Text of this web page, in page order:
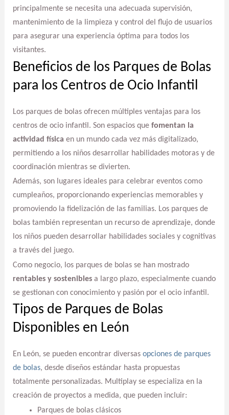
principalmente se necesita una adecuada supervisión,
mantenimiento de la limpieza y control del flujo de usuarios
para asegurar una experiencia óptima para todos los
visitantes.
Beneficios de los Parques de Bolas
para los Centros de Ocio Infantil
Los parques de bolas ofrecen múltiples ventajas para los
centros de ocio infantil. Son espacios que fomentan la
actividad física en un mundo cada vez más digitalizado,
permitiendo a los niños desarrollar habilidades motoras y de
coordinación mientras se divierten.
Además, son lugares ideales para celebrar eventos como
cumpleaños, proporcionando experiencias memorables y
promoviendo la fidelización de las familias. Los parques de
bolas también representan un recurso de aprendizaje, donde
los niños pueden desarrollar habilidades sociales y cognitivas
a través del juego.
Como negocio, los parques de bolas se han mostrado
rentables y sosteniblesa largo plazo, especialmente cuando
se gestionan con conocimiento y pasión por el ocio infantil.
Tipos de Parques de Bolas
Disponibles en León
En León, se pueden encontrar diversas opciones de parques
de bolas, desde diseños estándar hasta propuestas
totalmente personalizadas. Multiplay se especializa en la
creación de proyectos a medida, que pueden incluir:
Parques de bolas clásicos